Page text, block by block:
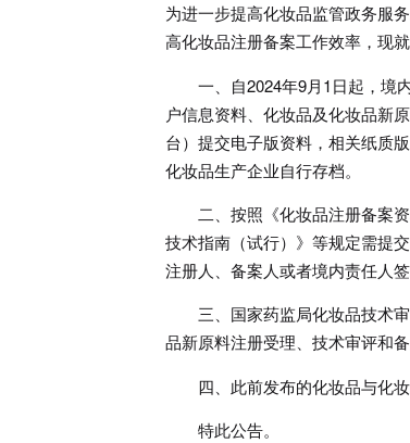
为进一步提高化妆品监管政务服
高化妆品注册备案工作效率，现
一、自2024年9月1日起，境内
户信息资料、化妆品及化妆品新
台）提交电子版资料，相关纸质
化妆品生产企业自行存档。
二、按照《化妆品注册备案资
技术指南（试行）》等规定需提
注册人、备案人或者境内责任人
三、国家药监局化妆品技术审
品新原料注册受理、技术审评和
四、此前发布的化妆品与化妆
特此公告。